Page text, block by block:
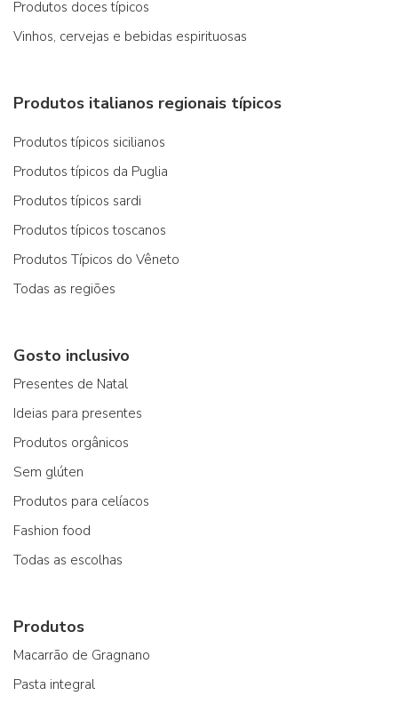
Produtos doces típicos
Vinhos, cervejas e bebidas espirituosas
Produtos italianos regionais típicos
Produtos típicos sicilianos
Produtos típicos da Puglia
Produtos típicos sardi
Produtos típicos toscanos
Produtos Típicos do Vêneto
Todas as regiões
Gosto inclusivo
Presentes de Natal
Ideias para presentes
Produtos orgânicos
Sem glúten
Produtos para celíacos
Fashion food
Todas as escolhas
Produtos
Macarrão de Gragnano
Pasta integral